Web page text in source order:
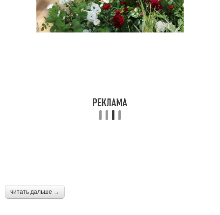
читать дальше →